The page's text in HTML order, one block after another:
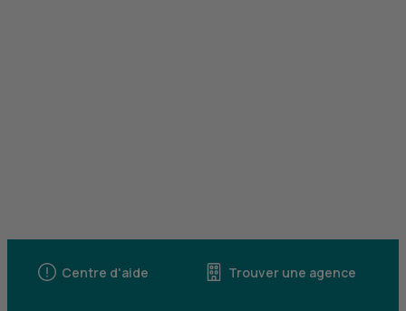
Centre d'aide Trouver une agence